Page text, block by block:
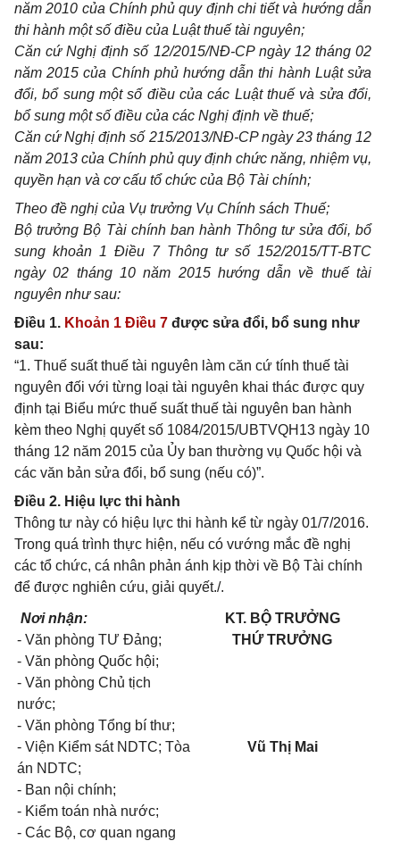
năm 2010 của Chính phủ quy định chi tiết và hướng dẫn
thi hành một số điều của Luật thuế tài nguyên;
Căn cứ Nghị định số 12/2015/NĐ-CP ngày 12 tháng 02
năm 2015 của Chính phủ hướng dẫn thi hành Luật sửa
đổi, bổ sung một số điều của các Luật thuế và sửa đổi,
bổsung một số điều của các Nghị định về thuế;
Căn cứ Nghị định số 215/2013/NĐ-CP ngày 23 tháng 12
năm 2013 của Chính phủ quy định chức năng, nhiệm vụ,
quyền hạn và cơ cấu tổ chức của Bộ Tài chính;
Theo đề nghị của Vụ trưởng Vụ Chính sách Thuế;
Bộ trưởng Bộ Tài chính ban hành Thông tư sửa đổi, bổ
sung khoản 1 Điều 7 Thông tư số 152/2015/TT-BTC
ngày 02 tháng 10 năm 2015 hướng dẫn về thuế tài
nguyên như sau:
Điều 1. Khoản 1 Điều 7 được sửa đổi, bổ sung như
sau:
“1. Thuế suất thuế tài nguyên làm căn cứ tính thuế tài
nguyên đối với từng loại tài nguyên khai thác được quy
định tại Biểu mức thuế suất thuế tài nguyên ban hành
kèm theo Nghị quyết số 1084/2015/UBTVQH13 ngày 10
tháng 12 năm 2015 của Ủy ban thường vụ Quốc hội và
các văn bản sửa đổi, bổ sung (nếu có)”.
Điều 2. Hiệu lực thi hành
Thông tư này có hiệu lực thi hành kể từ ngày 01/7/2016.
Trong quá trình thực hiện, nếu có vướng mắc đề nghị
các tổ chức, cá nhân phản ánh kịp thời về Bộ Tài chính
để được nghiên cứu, giải quyết./.
Nơi nhận:
- Văn phòng TƯ Đảng;
- Văn phòng Quốc hội;
- Văn phòng Chủ tịch
nước;
- Văn phòng Tổng bí thư;
- Viện Kiểm sát NDTC; Tòa
án NDTC;
- Ban nội chính;
- Kiểm toán nhà nước;
- Các Bộ, cơ quan ngang
KT. BỘ TRƯỞNG
THỨ TRƯỞNG
Vũ Thị Mai